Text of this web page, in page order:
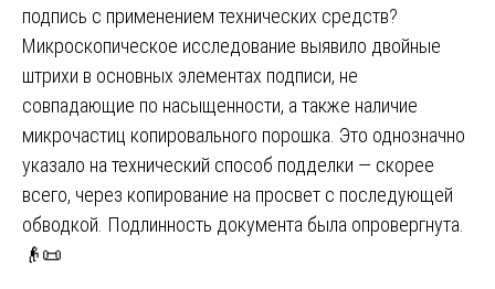
подпись с применением технических средств?
Микроскопическое исследование выявило двойные
штрихи в основных элементах подписи, не
совпадающие по насыщенности, а также наличие
микрочастиц копировального порошка. Это однозначно
указало на технический способ подделки — скорее
всего, через копирование на просвет с последующей
обводкой. Подлинность документа была опровергнута.
👴📜